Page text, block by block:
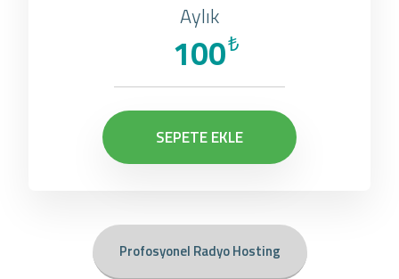
Aylık
₺
100
SEPETE EKLE
Profosyonel Radyo Hosting